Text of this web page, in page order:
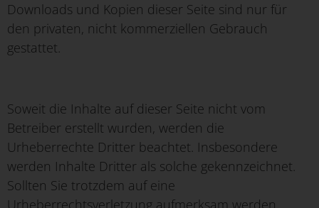
Downloads und Kopien dieser Seite sind nur für
den privaten, nicht kommerziellen Gebrauch
gestattet.
Soweit die Inhalte auf dieser Seite nicht vom
Betreiber erstellt wurden, werden die
Urheberrechte Dritter beachtet. Insbesondere
werden Inhalte Dritter als solche gekennzeichnet.
Sollten Sie trotzdem auf eine
Urheberrechtsverletzung aufmerksam werden,